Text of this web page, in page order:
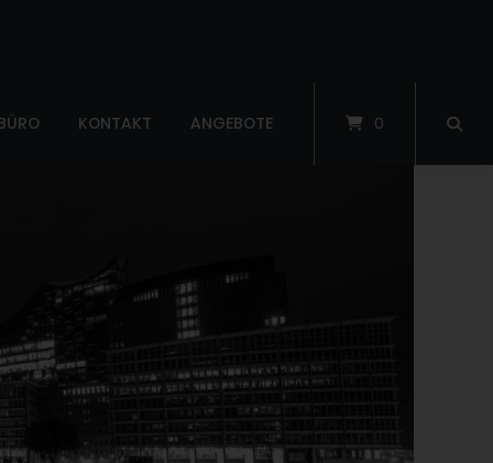
KONTAKT ANGEBOTE 0